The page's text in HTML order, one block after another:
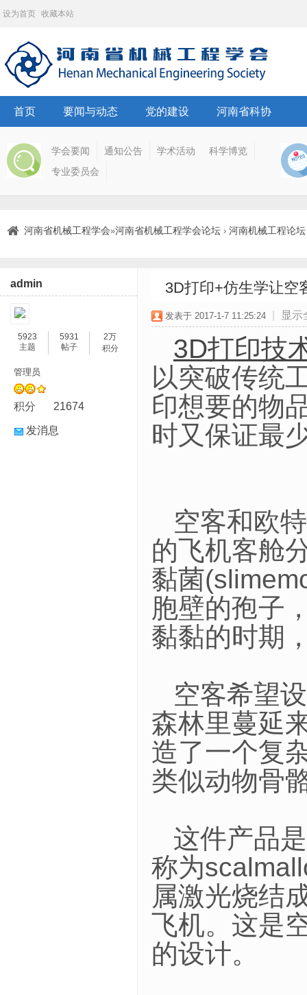
设为首页 收藏本站
首页 要闻与动态 党的建设 河南省科协
学会要闻 通知公告 学术活动
科学博览
专业委员会
河南省机械工程学会»河南省机械工程学会论坛 › 河南机械工程论坛
admin
5923
主题
5931
帖子
2万
积分
管理员
积分 21674
发消息
3D打印+仿生学让空
发表于 2017-1-7 11:25:24 显示
3D打印技
以突破传统
印想要的物
时又保证最
空客和欧
的飞机客舱
黏菌
胞壁的孢子
黏黏的时期
空客希望
森林里蔓延
造了一个复
类似动物骨
这件产品
称为
属激光烧结
飞机。这是
的设计。